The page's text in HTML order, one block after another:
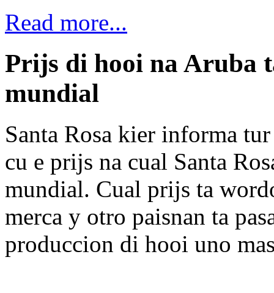
Read more...
Prijs di hooi na Aruba
mundial
Santa Rosa kier informa
cu e prijs na cual Santa
mundial. Cual prijs ta
merca y otro paisnan ta
produccion di hooi uno